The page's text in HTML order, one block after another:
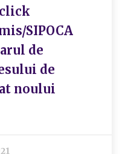
SIPOCA
de
de
noului